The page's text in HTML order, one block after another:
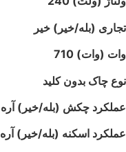
تجاری (بله/خیر) خیر
وات (وات) 710
نوع چاک بدون کلید
عملکرد چکش (بله/خیر) آره
عملکرد اسکنه (بله/خیر) آره